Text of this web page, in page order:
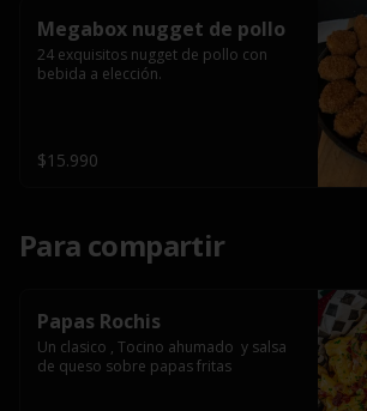
Megabox nugget de pollo
24 exquisitos nugget de pollo con
bebida a elección.
$15.990
Para compartir
Papas Rochis
Un clasico , Tocino ahumado  y salsa
de queso sobre papas fritas